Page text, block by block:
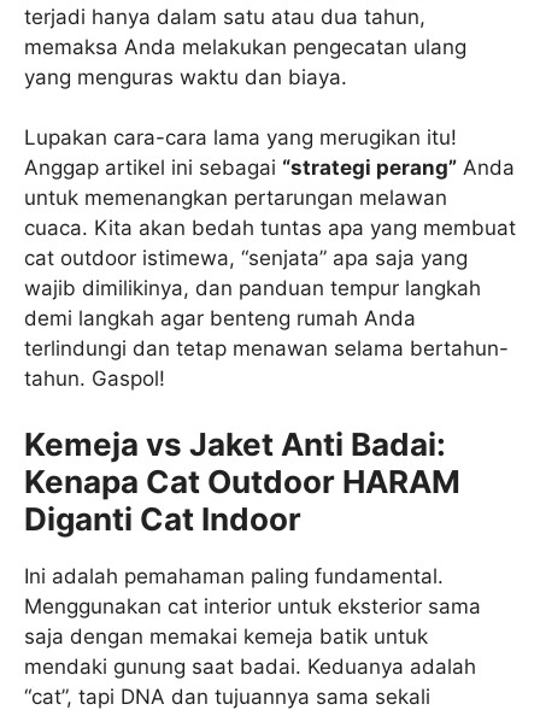
terjadi hanya dalam satu atau dua tahun,
memaksa Anda melakukan pengecatan ulang
yang menguras waktu dan biaya.
Lupakan cara-cara lama yang merugikan itu!
Anggap artikel ini sebagai “strategi perang” Anda
untuk memenangkan pertarungan melawan
cuaca. Kita akan bedah tuntas apa yang membuat
cat outdoor istimewa, “senjata” apa saja yang
wajib dimilikinya, dan panduan tempur langkah
demi langkah agar benteng rumah Anda
terlindungi dan tetap menawan selama bertahun-
tahun. Gaspol!
Kemeja vs Jaket Anti Badai:
Kenapa Cat Outdoor HARAM
Diganti Cat Indoor
Ini adalah pemahaman paling fundamental.
Menggunakan cat interior untuk eksterior sama
saja dengan memakai kemeja batik untuk
mendaki gunung saat badai. Keduanya adalah
“cat”, tapi DNA dan tujuannya sama sekali